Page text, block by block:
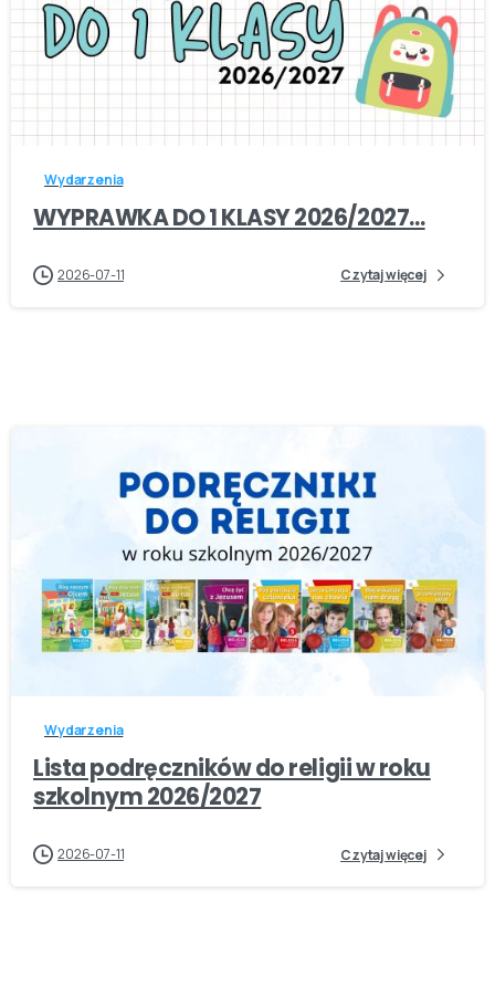
-
Wydarzenia
WYPRAWKA DO 1 KLASY 2026/2027…
2026-07-11 Czytaj więcej
-
Wydarzenia
Lista podręczników do religii w roku
szkolnym 2026/2027
2026-07-11 Czytaj więcej